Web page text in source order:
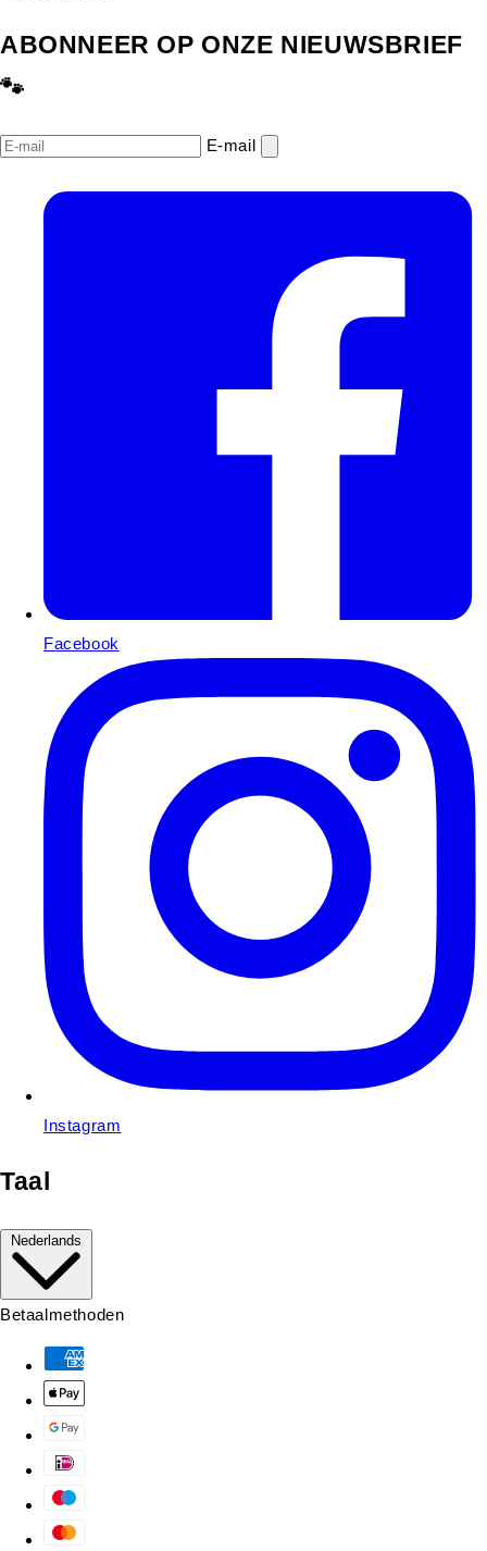
ABONNEER OP ONZE NIEUWSBRIEF
🐾
E‑mail
Facebook
Instagram
Taal
Nederlands
Betaalmethoden